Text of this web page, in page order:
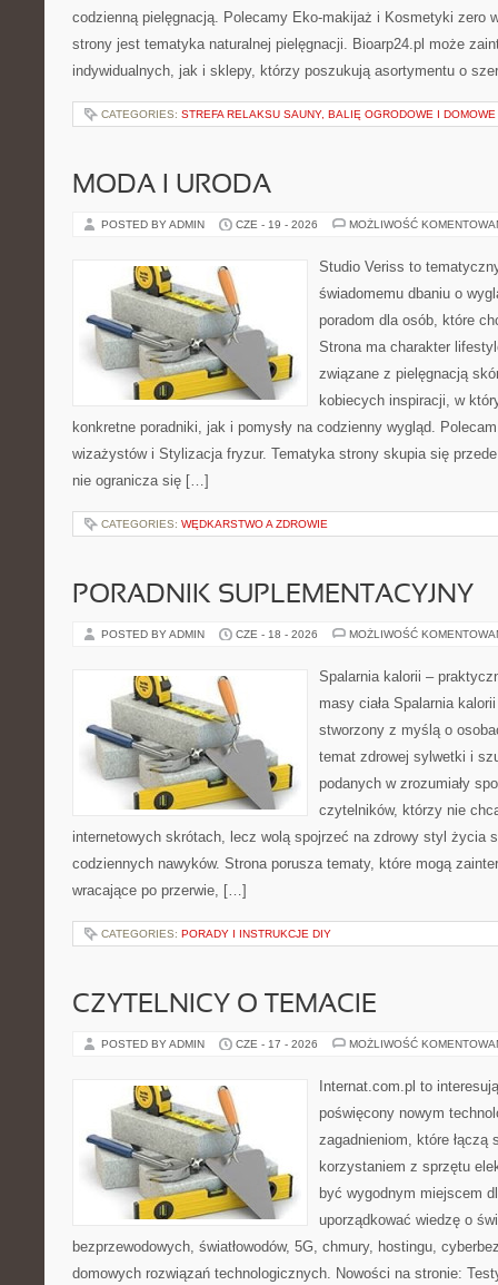
codzienną pielęgnacją. Polecamy Eko-makijaż i Kosmetyki zero
strony jest tematyka naturalnej pielęgnacji. Bioarp24.pl może
indywidualnych, jak i sklepy, którzy poszukują asortymentu o
CATEGORIES: STREFA RELAKSU SAUNY, BALIĘ OGRODOWE I DOMOWE
MODA I URODA
POSTED BY ADMIN CZE - 19 - 2026 MOŻLIWOŚĆ
Studio Veriss to
świadomemu dbaniu o
poradom dla osób, które
Strona ma charakter
związane z pielęgnacją
kobiecych inspiracji, w
konkretne poradniki, jak i pomysły na codzienny wygląd.
wizażystów i Stylizacja fryzur. Tematyka strony skupia się
nie ogranicza się […]
CATEGORIES: WĘDKARSTWO A ZDROWIE
PORADNIK SUPLEMENTACYJNY
POSTED BY ADMIN CZE - 18 - 2026 MOŻLIWOŚĆ
Spalarnia kalorii –
masy ciała Spalarnia
stworzony z myślą o
temat zdrowej sylwetki i
podanych w zrozumiały
czytelników, którzy nie
internetowych skrótach, lecz wolą spojrzeć na zdrowy styl życia
codziennych nawyków. Strona porusza tematy, które mogą
wracające po przerwie, […]
CATEGORIES: PORADY I INSTRUKCJE DIY
CZYTELNICY O TEMACIE
POSTED BY ADMIN CZE - 17 - 2026 MOŻLIWOŚĆ
Internat.com.pl to
poświęcony nowym
zagadnieniom, które łączą
korzystaniem z sprzętu
być wygodnym miejscem
uporządkować wiedzę o
bezprzewodowych, światłowodów, 5G, chmury, hostingu,
domowych rozwiązań technologicznych. Nowości na stronie: